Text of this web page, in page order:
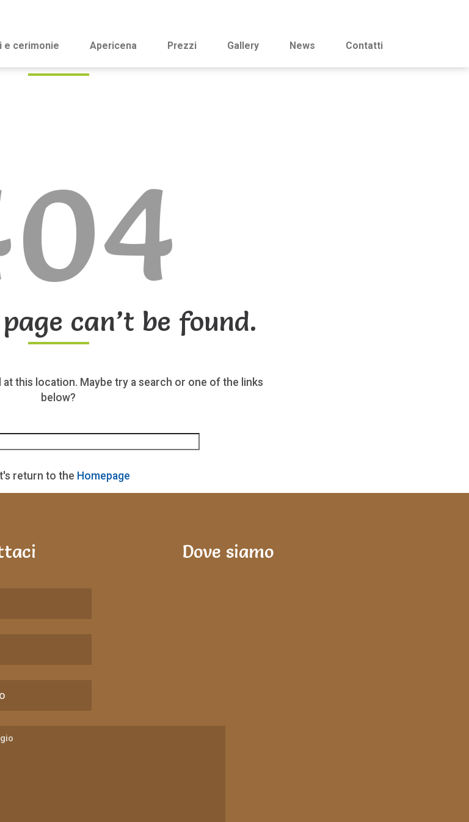
e cerimonie Apericena Prezzi Gallery News Contatti
can’t be found.
this location. Maybe try a search or one of the links
below?
return to the Homepage
Dove siamo